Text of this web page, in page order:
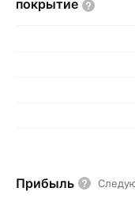
покрытие
Прибыль